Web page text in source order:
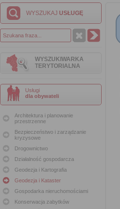
WYSZUKAJ USŁUGĘ
WYSZUKIWARKA
TERYTORIALNA
Usługi
dla obywateli
Architektura i planowanie
przestrzenne
Bezpieczeństwo i zarządzanie
kryzysowe
Drogownictwo
Działalność gospodarcza
Geodezja i Kartografia
Geodezja i Kataster
Gospodarka nieruchomościami
Konserwacja zabytków